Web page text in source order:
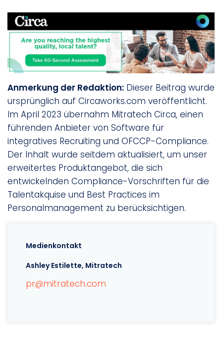
Anmerkung der Redaktion: Dieser Beitrag wurde
ursprünglich auf Circaworks.com veröffentlicht.
Im April 2023 übernahm Mitratech Circa, einen
führenden Anbieter von Software für
integratives Recruiting und OFCCP-Compliance.
Der Inhalt wurde seitdem aktualisiert, um unser
erweitertes Produktangebot, die sich
entwickelnden Compliance-Vorschriften für die
Talentakquise und Best Practices im
Personalmanagement zu berücksichtigen.
Medienkontakt
Ashley Estilette, Mitratech
pr@mitratech.com